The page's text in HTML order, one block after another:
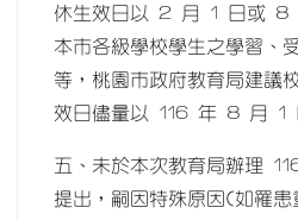
休生效日以 2 月 1 日或 8
本市各級學校學生之學習、
等，桃園市政府教育局建議
效日儘量以 116 年 8 月 1
五、未於本次教育局辦理
提出，嗣因特殊原因(如罹